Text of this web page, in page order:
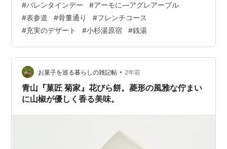
杉湯原宿」(銭湯）をセットにしました(笑) 私は仕事を休
んで「確定申告」で聞きたいことがあったので、地元の
区役所の税務相談日を予約していたので午前中からそち
らに行ったりしていました。 一度家に帰れたので、やる
ことやって「表参道駅」に行きました。 表参道から歩く
と10分ぐ…
#バレンタインデー #アーモに―アグレアーブル
#表参道 #骨董通り #フレンチコース
#充実のデザート #小杉湯原宿 #銭湯
お菓子を巡る暮らしの雑記帖 • 2年前
青山『菓匠 菊家』花びら餅。菱形の風雅な佇まい
に山椒が優しく香る美味。